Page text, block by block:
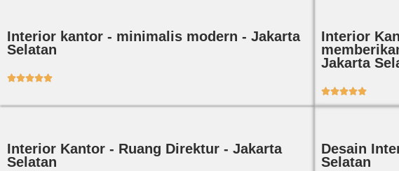
Interior kantor - minimalis modern - Jakarta
Selatan

Interior
Jakarta

Interior Kantor - Ruang Direktur - Jakarta
Selatan
Desain
Selatan